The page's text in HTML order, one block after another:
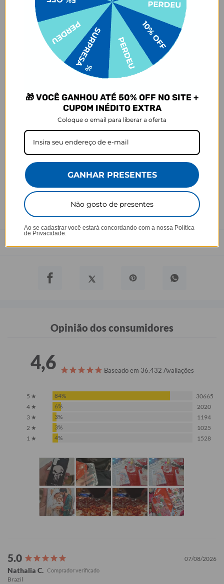
- Por isso, é super importante conferir com atenção todos os
detalhes antes de finalizar a compra, como modelo, estampa e
variações escolhidas.
- Após o início da produção,
não é possível realizar
cancelamentos ou alterações
, pois o produto não pode retornar
- Descascamento: 6 meses;
- Amarelamento: 6 meses;
- Demais defeitos de fábrica: 3 meses.
Ei, atenção aí!
Antes de garantir seu acessório, dá uma conferida no modelo do
outras versões, então certifique-se de que o seu escolhido vai
encaixar direitinho. Fique de olho e escolha certinho para tudo
combinar com seu smartphone! 😎📱
*Imagens meramente ilustrativas, o produto final pode sofrer uma
leve variação de cor/tonalidade.
Opinião dos consumidores
4,6 Baseado em 36.432 Avaliações
5 ★ 84%
30665
4 ★
6%
2020
3 ★
3%
1194
2 ★
3%
1025
1 ★
4% 1528
07/08/2026
Nathalia C.
Brazil
🎁 VOCÊ GANHOU ATÉ 50% OFF NO SITE +
CUPOM INÉDITO EXTRA
Coloque o email para liberar a oferta
GANHAR PRESENTES
Não gosto de presentes
Ao se cadastrar você estará concordando com a nossa Política
de Privacidade.